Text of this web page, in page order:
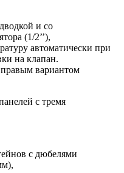
и со
(1/2’’),
автоматически при
на клапан.
вариантом
с тремя
с дюбелями